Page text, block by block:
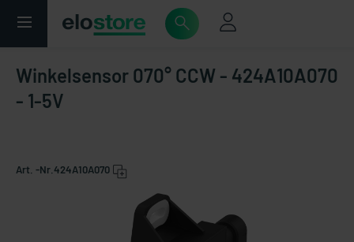
Winkelsensor 070° CCW - 424A10A070
- 1-5V
Art. -Nr. 424A10A070